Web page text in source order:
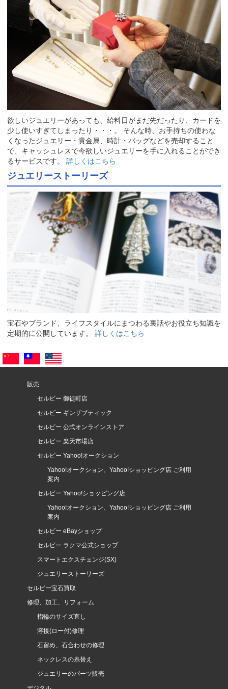
欲しいジュエリーがあっても、給料日がまだ先だったり、カードを
少し使いすぎてしまったり・・・。 そんな時、お手持ちの使わな
くなったジュエリー・貴金属、時計・バッグなどを売却すること
で、キャッシュレスで今欲しいジュエリーを手に入れることができ
るサービスです。 詳しくはこちら
ジュエリーストーリーズ
宝石やブランド、ライフスタイルにまつわる裏話やお役立ち知識を
定期的に公開しています。 詳しくはこちら
販売
セルビー 御徒町店
セルビー ギンザブティック
セルビー 公式オンラインストア
セルビー 楽天市場店
セルビー Yahoo!オークション
Yahoo!オークション、Yahoo!ショッピング店 ご利用
案内
セルビー Yahoo!ショッピング店
Yahoo!オークション、Yahoo!ショッピング店 ご利用
案内
セルビー eBayショップ
セルビー ラクマ公式ショップ
スマートエクスチェンジ(SX)
ジュエリーストーリーズ
セルビー宝石買取
修理、加工、リフォーム
指輪のサイズ直し
溶接(ロー付)修理
石留め、石合わせの修理
ネックレスの糸替え
ジュエリーのパーツ販売